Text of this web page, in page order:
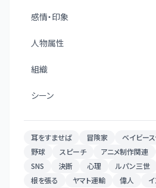
感情・印象
人物属性
組織
シーン
耳をすませば 冒険家 ベイビー
野球
スピーチ アニメ制作関連
SNS
決断 心理 ルパン三世
根を張る
ヤマト運輸 偉人